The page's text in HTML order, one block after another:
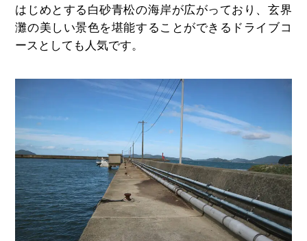
はじめとする白砂青松の海岸が広がっており、玄界
灘の美しい景色を堪能することができるドライブコ
ースとしても人気です。